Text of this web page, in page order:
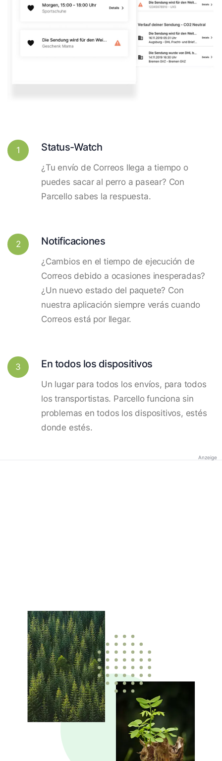
1 Status-Watch
¿Tu envío de Correos llega a tiempo o
puedes sacar al perro a pasear? Con
Parcello sabes la respuesta.
2 Notificaciones
¿Cambios en el tiempo de ejecución de
Correos debido a ocasiones inesperadas?
¿Un nuevo estado del paquete? Con
nuestra aplicación siempre verás cuando
Correos está por llegar.
3 En todos los dispositivos
Un lugar para todos los envíos, para todos
los transportistas. Parcello funciona sin
problemas en todos los dispositivos, estés
donde estés.
Anzeige